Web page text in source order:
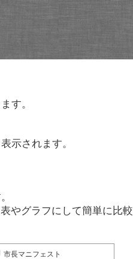
す。
示されます。
やグラフにして簡単に比較
市長マニフェスト